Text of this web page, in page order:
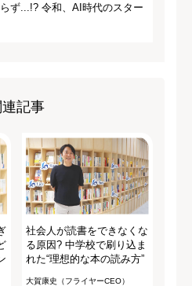
ず...!? 令和、AI時代のスター
連記事
社会人が読書をできなくな
る原因? 中学校で刷り込ま
れた“理想的な本の読み方”
大賀康史（フライヤーCEO）